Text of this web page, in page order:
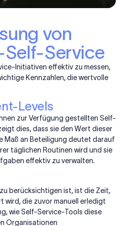
von
Service
Initiativen effektiv zu messen,
Kennzahlen, die wertvolle
Levels
zur Verfügung gestellten Self-
dies, dass sie den Wert dieser
Maß an Beteiligung deutet darauf
täglichen Routinen wird und sie
effektiv zu verwalten.
berücksichtigen ist, ist die Zeit,
wird, die zuvor manuell erledigt
wie Self-Service-Tools diese
Organisationen